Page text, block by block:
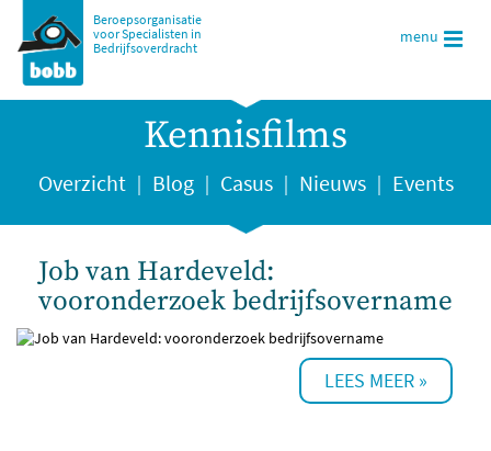
Beroepsorganisatie
voor Specialisten in
Bedrijfsoverdracht
menu
Kennisfilms
Overzicht Blog Casus Nieuws Events
Job van Hardeveld:
vooronderzoek bedrijfsovername